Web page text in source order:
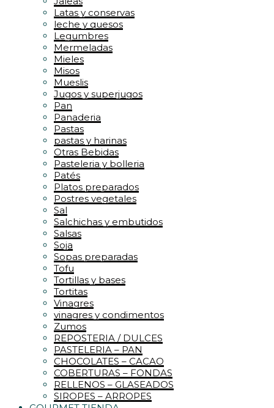
Latas y conservas
leche y quesos
Legumbres
Mermeladas
Mieles
Misos
Mueslis
Jugos y superjugos
Pan
Panaderia
Pastas
pastas y harinas
Otras Bebidas
Pasteleria y bolleria
Patés
Platos preparados
Postres vegetales
Sal
Salchichas y embutidos
Salsas
Soja
Sopas preparadas
Tofu
Tortillas y bases
Tortitas
Vinagres
vinagres y condimentos
Zumos
REPOSTERIA / DULCES
PASTELERIA – PAN
CHOCOLATES – CACAO
COBERTURAS – FONDAS
RELLENOS – GLASEADOS
SIROPES – ARROPES